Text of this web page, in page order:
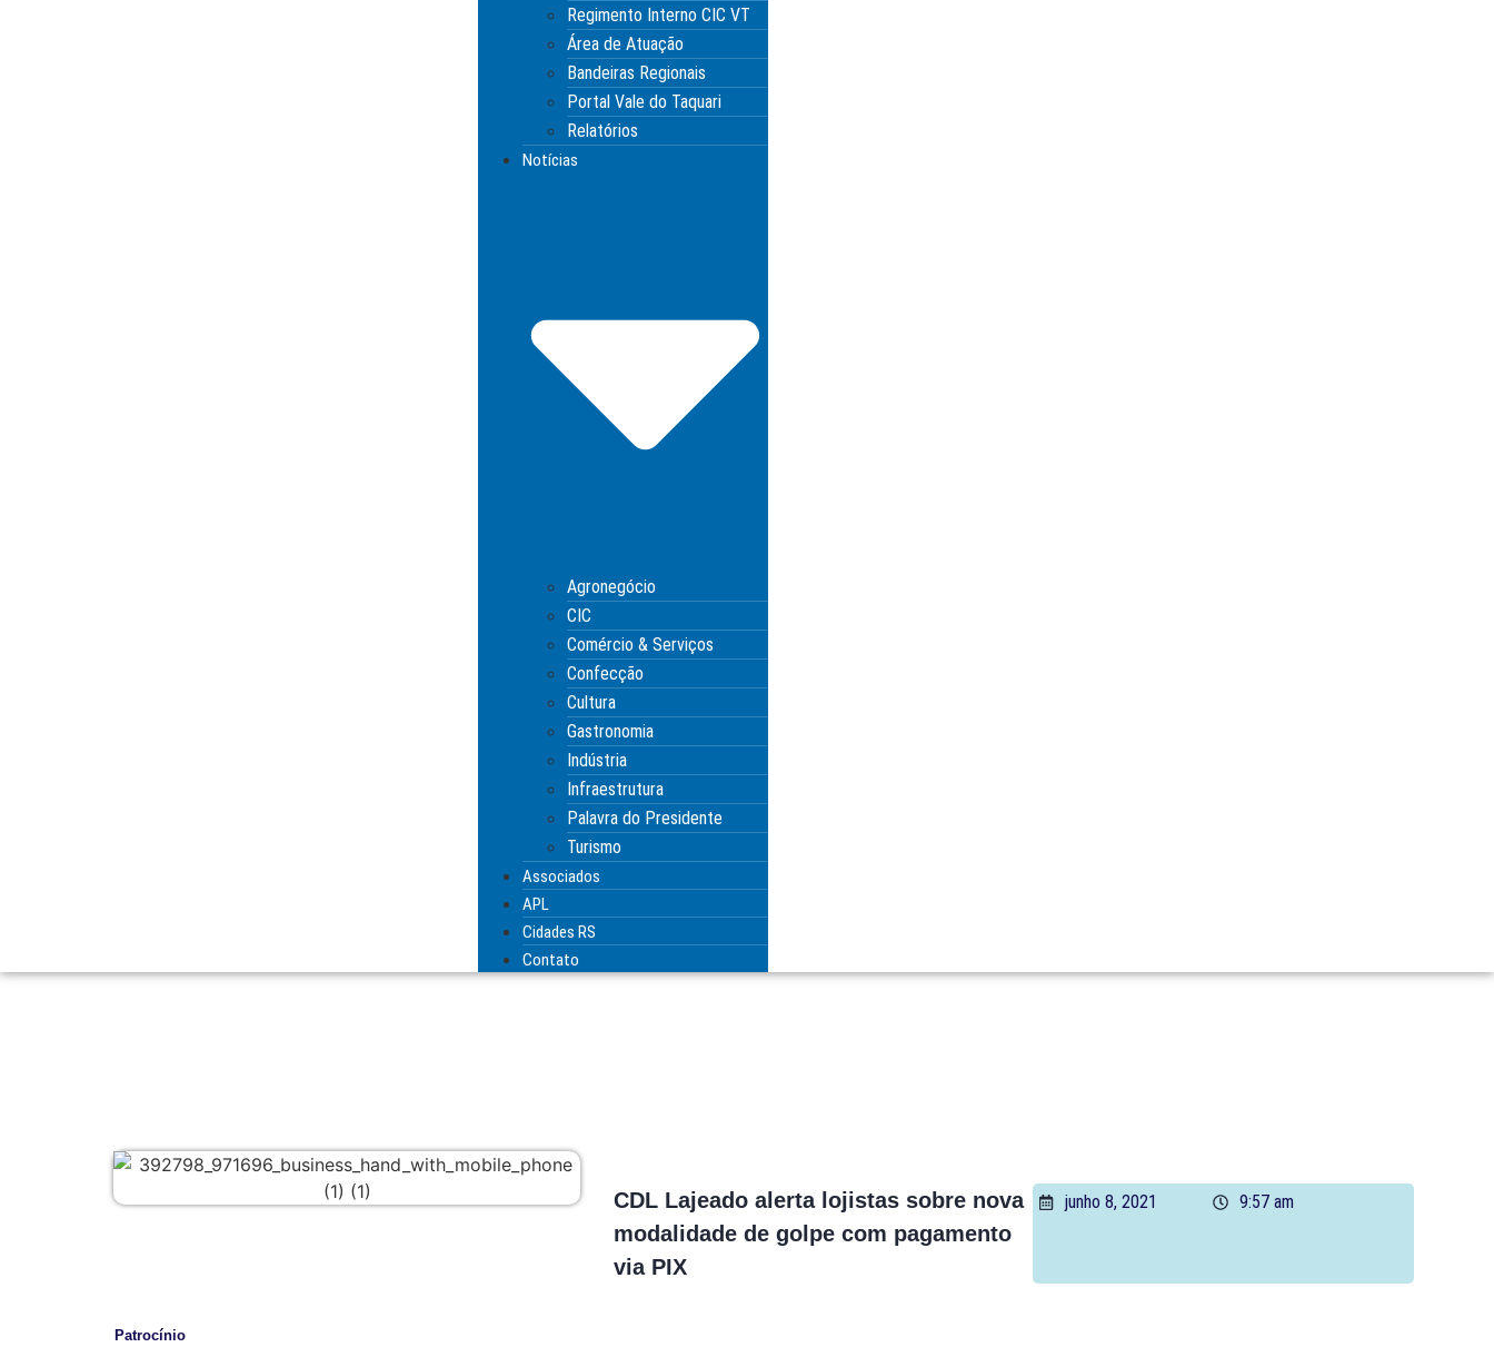
Regimento Interno CIC VT
Área de Atuação
Bandeiras Regionais
Portal Vale do Taquari
Relatórios
Notícias
Agronegócio
CIC
Comércio & Serviços
Confecção
Cultura
Gastronomia
Indústria
Infraestrutura
Palavra do Presidente
Turismo
Associados
APL
Cidades RS
Contato
CDL Lajeado alerta lojistas sobre nova
modalidade de golpe com pagamento
via PIX
junho 8, 2021 9:57 am
Patrocínio